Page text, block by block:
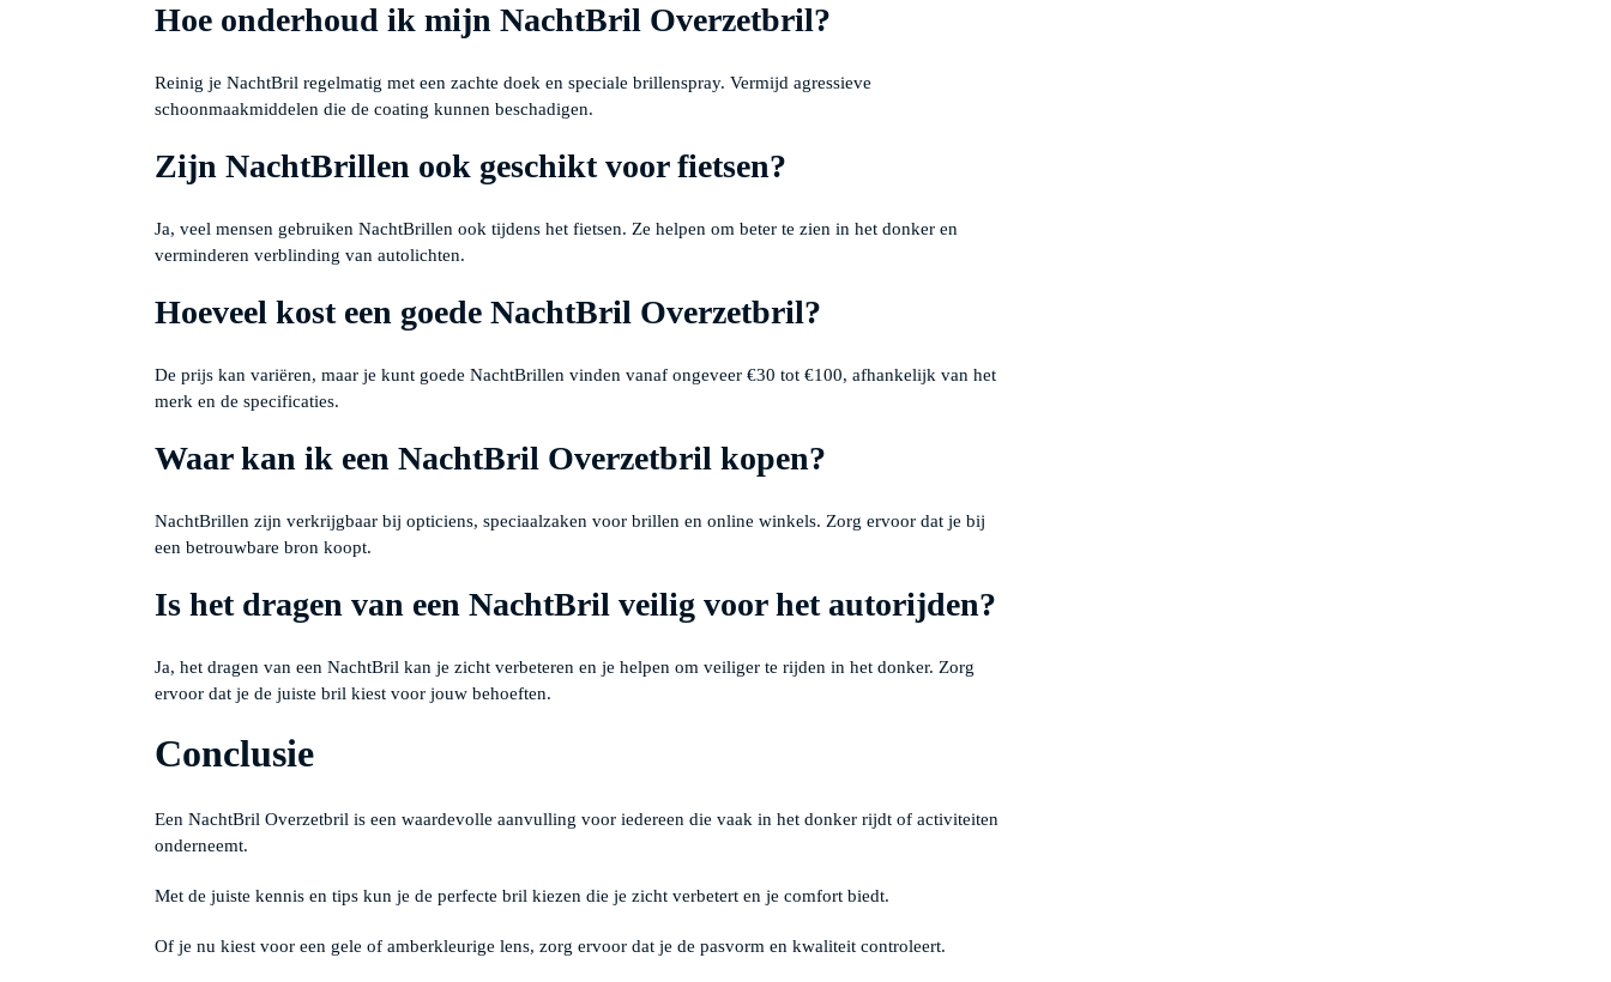
Hoe onderhoud ik mijn NachtBril Overzetbril?
Reinig je NachtBril regelmatig met een zachte doek en speciale brillenspray. Vermijd agressieve
schoonmaakmiddelen die de coating kunnen beschadigen.
Zijn NachtBrillen ook geschikt voor fietsen?
Ja, veel mensen gebruiken NachtBrillen ook tijdens het fietsen. Ze helpen om beter te zien in het donker en
verminderen verblinding van autolichten.
Hoeveel kost een goede NachtBril Overzetbril?
De prijs kan variëren, maar je kunt goede NachtBrillen vinden vanaf ongeveer €30 tot €100, afhankelijk van het
merk en de specificaties.
Waar kan ik een NachtBril Overzetbril kopen?
NachtBrillen zijn verkrijgbaar bij opticiens, speciaalzaken voor brillen en online winkels. Zorg ervoor dat je bij
een betrouwbare bron koopt.
Is het dragen van een NachtBril veilig voor het autorijden?
Ja, het dragen van een NachtBril kan je zicht verbeteren en je helpen om veiliger te rijden in het donker. Zorg
ervoor dat je de juiste bril kiest voor jouw behoeften.
Conclusie
Een NachtBril Overzetbril is een waardevolle aanvulling voor iedereen die vaak in het donker rijdt of activiteiten
onderneemt.
Met de juiste kennis en tips kun je de perfecte bril kiezen die je zicht verbetert en je comfort biedt.
Of je nu kiest voor een gele of amberkleurige lens, zorg ervoor dat je de pasvorm en kwaliteit controleert.